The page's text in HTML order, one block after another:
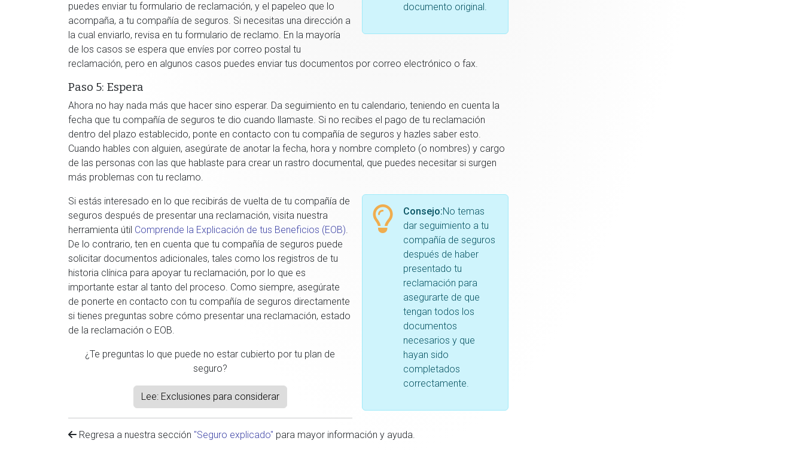
documento original.
puedes enviar tu formulario de reclamación, y el papeleo que lo
acompaña, a tu compañía de seguros. Si necesitas una dirección a
la cual enviarlo, revisa en tu formulario de reclamo. En la mayoría
de los casos se espera que envíes por correo postal tu
reclamación, pero en algunos casos puedes enviar tus documentos por correo electrónico o fax.
Paso 5: Espera
Ahora no hay nada más que hacer sino esperar. Da seguimiento en tu calendario, teniendo en cuenta la
fecha que tu compañía de seguros te dio cuando llamaste. Si no recibes el pago de tu reclamación
dentro del plazo establecido, ponte en contacto con tu compañía de seguros y hazles saber esto.
Cuando hables con alguien, asegúrate de anotar la fecha, hora y nombre completo (o nombres) y cargo
de las personas con las que hablaste para crear un rastro documental, que puedes necesitar si surgen
más problemas con tu reclamo.
Consejo:No temas
dar seguimiento a tu
compañía de seguros
después de haber
presentado tu
reclamación para
asegurarte de que
tengan todos los
documentos
necesarios y que
hayan sido
completados
correctamente.
Si estás interesado en lo que recibirás de vuelta de tu compañía de
seguros después de presentar una reclamación, visita nuestra
herramienta útil Comprende la Explicación de tus Beneficios (EOB).
De lo contrario, ten en cuenta que tu compañía de seguros puede
solicitar documentos adicionales, tales como los registros de tu
historia clínica para apoyar tu reclamación, por lo que es
importante estar al tanto del proceso. Como siempre, asegúrate
de ponerte en contacto con tu compañía de seguros directamente
si tienes preguntas sobre cómo presentar una reclamación, estado
de la reclamación o EOB.
¿Te preguntas lo que puede no estar cubierto por tu plan de
seguro?
Lee: Exclusiones para considerar
Regresa a nuestra sección "Seguro explicado" para mayor información y ayuda.